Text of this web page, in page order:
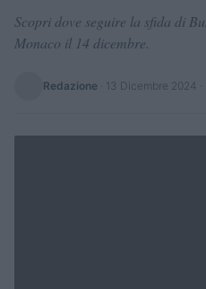
Scopri dove seguire la sfida di
Monaco il 14 dicembre.
Redazione 13 Dicembre 2024